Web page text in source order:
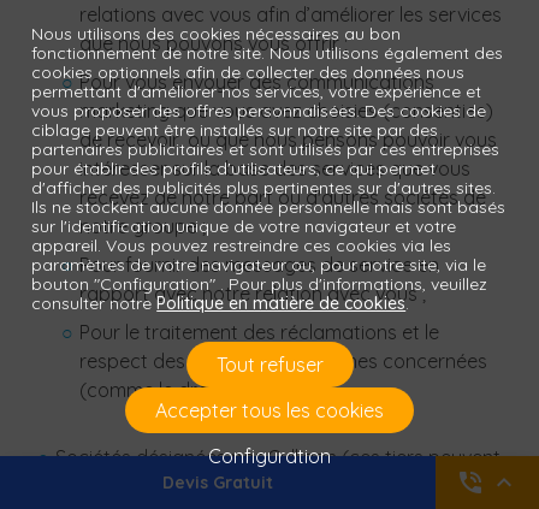
Devis Gratuit phone_in_talk expand_less
relations avec vous afin d’améliorer les services
que nous pouvons vous offrir ;
Pour vous envoyer des communications
marketing que vous avez choisies (consenties)
de recevoir, ou que nous pensons pouvoir vous
intéresser sur la base des services que vous
recevez de notre part ou d'autres sociétés de
notre groupe ;
Pour fournir des messages de service en
rapport avec notre relation avec vous ;
Pour le traitement des réclamations et le
respect des droits des personnes concernées
(comme le droit d'accès).
Sociétés désignées par Culligan (ces tiers peuvent
être basés dans des pays en dehors du Royaume-
Nous utilisons des cookies nécessaires au bon
fonctionnement de notre site. Nous utilisons également des
cookies optionnels afin de collecter des données nous
permettant d'améliorer nos services, votre expérience et
vous proposer des offres personnalisées. Des cookies de
ciblage peuvent être installés sur notre site par des
partenaires publicitaires et sont utilisés par ces entreprises
pour établir des profils d'utilisateurs, ce qui permet
d'afficher des publicités plus pertinentes sur d'autres sites.
Ils ne stockent aucune donnée personnelle mais sont basés
sur l'identification unique de votre navigateur et votre
appareil. Vous pouvez restreindre ces cookies via les
paramètres de votre navigateur ou, pour notre site, via le
bouton "Configuration" . Pour plus d'informations, veuillez
consulter notrePolitique en matière de cookies.
Tout refuser
Accepter tous les cookies
Configuration